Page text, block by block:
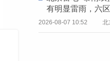
有明显雷雨，六
2026-08-07 10:52 北